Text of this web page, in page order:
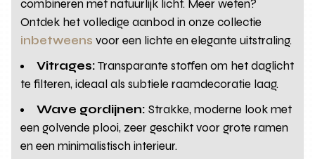
combineren met natuurlijk licht. Meer weten?
Ontdek het volledige aanbod in onze collectie
inbetweens voor een lichte en elegante uitstraling.
Vitrages:Transparante stoffen om het daglicht
te filteren, ideaal als subtiele raamdecoratie laag.
Wave gordijnen: Strakke, moderne look met
een golvende plooi, zeer geschikt voor grote ramen
en een minimalistisch interieur.